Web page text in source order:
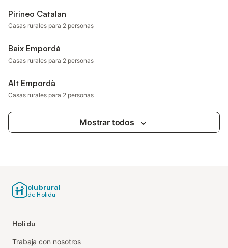
Pirineo Catalan
Casas rurales para 2 personas
Baix Empordà
Casas rurales para 2 personas
Alt Empordà
Casas rurales para 2 personas
Mostrar todos
clubrural
de Holidu
Holidu
Trabaja con nosotros